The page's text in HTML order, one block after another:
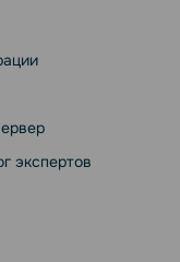
экспертов